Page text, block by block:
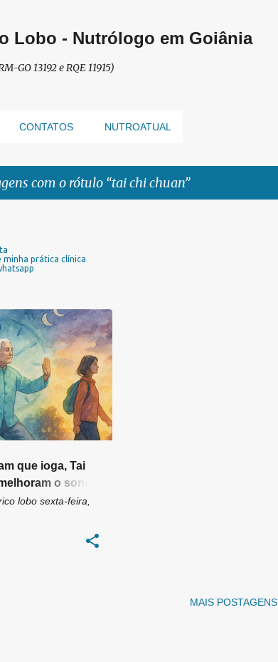
Lobo - Nutrólogo em Goiânia
GO 13192 e RQE 11915)
CONTATOS NUTROATUAL
com o rótulo tai chi chuan
minha prática clínica
que ioga, Tai
o sono
lobo sexta-feira,
+10
MAIS POSTAGENS